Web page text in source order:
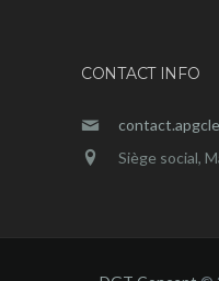
CONTACT INFO
Siège social,